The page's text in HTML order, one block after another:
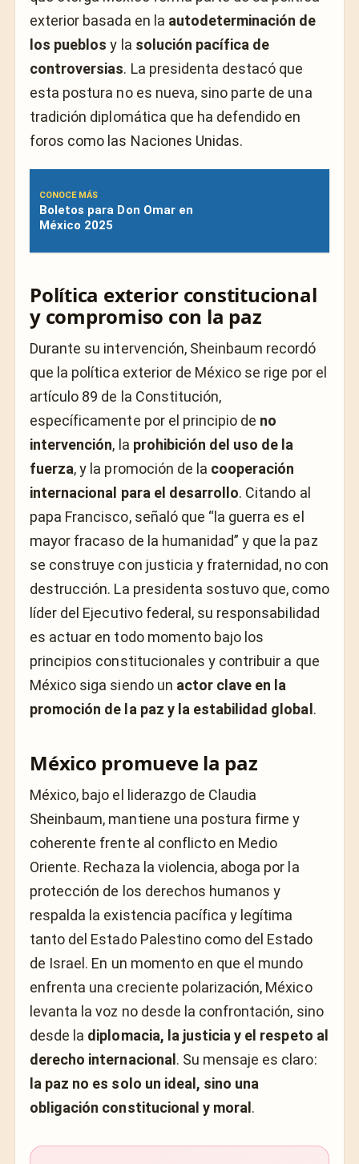
exterior basada en la autodeterminación de
los pueblos y la solución pacífica de
controversias. La presidenta destacó que
esta postura no es nueva, sino parte de una
tradición diplomática que ha defendido en
foros como las Naciones Unidas.
CONOCE MÁS
Boletos para Don Omar en
México 2025
Política exterior constitucional
y compromiso con la paz
Durante su intervención, Sheinbaum recordó
que la política exterior de México se rige por el
artículo 89 de la Constitución,
específicamente por el principio de no
intervención, la prohibición del uso de la
fuerza, y la promoción de la cooperación
internacional para el desarrollo. Citando al
papa Francisco, señaló que “la guerra es el
mayor fracaso de la humanidad” y que la paz
se construye con justicia y fraternidad, no con
destrucción. La presidenta sostuvo que, como
líder del Ejecutivo federal, su responsabilidad
es actuar en todo momento bajo los
principios constitucionales y contribuir a que
México siga siendo un actor clave en la
promoción de la paz y la estabilidad global.
México promueve la paz
México, bajo el liderazgo de Claudia
Sheinbaum, mantiene una postura firme y
coherente frente al conflicto en Medio
Oriente. Rechaza la violencia, aboga por la
protección de los derechos humanos y
respalda la existencia pacífica y legítima
tanto del Estado Palestino como del Estado
de Israel. En un momento en que el mundo
enfrenta una creciente polarización, México
levanta la voz no desde la confrontación, sino
desde la diplomacia, la justicia y el respeto al
derecho internacional . Su mensaje es claro:
la paz no es solo un ideal, sino una
obligación constitucional y moral .